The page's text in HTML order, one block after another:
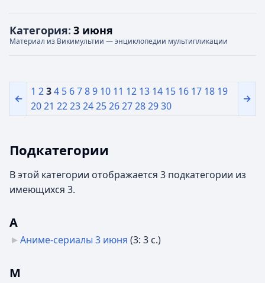
Категория: 3 июня
Материал из Викимультии — энциклопедии мультипликации
←
1 234 5 6789 10 11 12 13 14 15 16 17 18 19
2021 222324252627282930
→
Подкатегории
В этой категории отображается 3 подкатегории из
имеющихся 3.
А
Аниме-сериалы 3 июня (3: 3 с.)
М